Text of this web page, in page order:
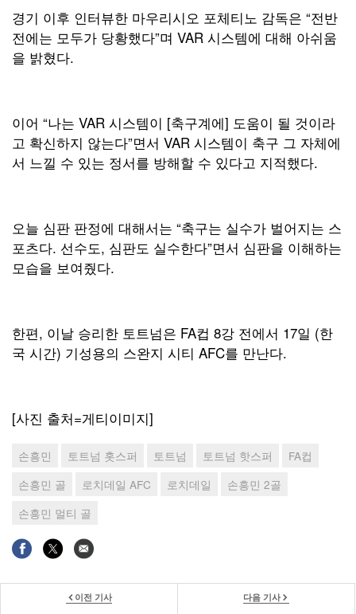
경기 이후 인터뷰한 마우리시오 포체티노 감독은 “전반
전에는 모두가 당황했다”며 VAR 시스템에 대해 아쉬움
을 밝혔다.
이어 “나는 VAR 시스템이 [축구계에] 도움이 될 것이라
고 확신하지 않는다”면서 VAR 시스템이 축구 그 자체에
서 느낄 수 있는 정서를 방해할 수 있다고 지적했다.
오늘 심판 판정에 대해서는 “축구는 실수가 벌어지는 스
포츠다. 선수도, 심판도 실수한다”면서 심판을 이해하는
모습을 보여줬다.
한편, 이날 승리한 토트넘은 FA컵 8강 전에서 17일 (한
국 시간) 기성용의 스완지 시티 AFC를 만난다.
[사진 출처=게티이미지]
손흥민 토트넘 홋스퍼 토트넘 토트넘 핫스퍼
FA컵
손흥민 골
로치데일 AFC 로치데일
손흥민 2골
손흥민 멀티 골
이전 기사
다음 기사